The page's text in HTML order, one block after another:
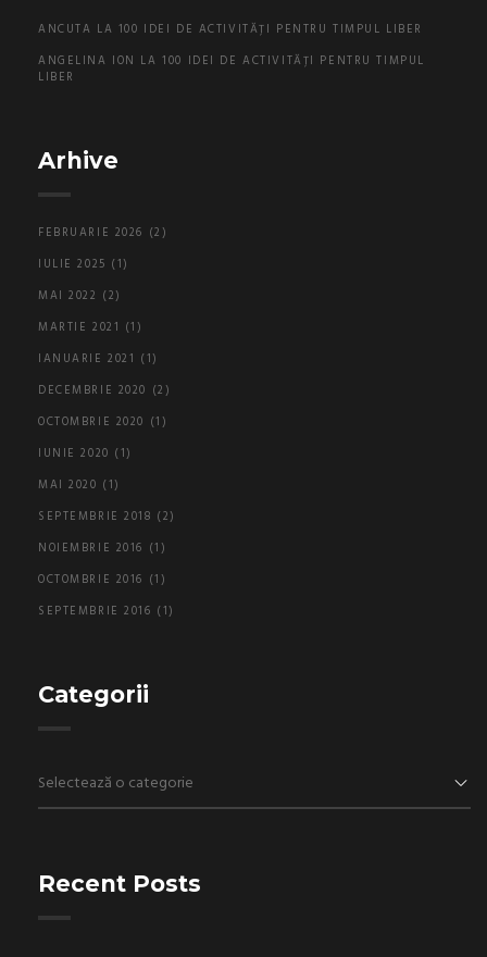
ANCUTA LA 100 IDEI DE ACTIVITĂȚI PENTRU TIMPUL LIBER
ANGELINA ION LA100 IDEI DE ACTIVITĂȚI PENTRU TIMPUL
LIBER
Arhive
FEBRUARIE 2026 (2)
IULIE 2025 (1)
MAI 2022 (2)
MARTIE 2021 (1)
IANUARIE 2021 (1)
DECEMBRIE 2020 (2)
OCTOMBRIE 2020 (1)
IUNIE 2020 (1)
MAI 2020 (1)
SEPTEMBRIE 2018 (2)
NOIEMBRIE 2016 (1)
OCTOMBRIE 2016 (1)
SEPTEMBRIE 2016 (1)
Categorii
Categorii
Recent Posts